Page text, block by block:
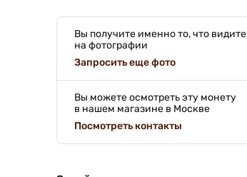
Вы получите именно то, что видите
на фотографии
Запросить еще фото
Вы можете осмотреть эту монету
в нашем магазине в Москве
Посмотреть контакты